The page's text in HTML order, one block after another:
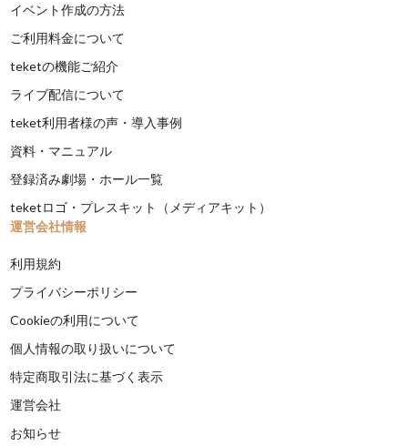
イベント作成の方法
ご利用料金について
teketの機能ご紹介
ライブ配信について
teket利用者様の声・導入事例
資料・マニュアル
登録済み劇場・ホール一覧
teketロゴ・プレスキット（メディアキット）
運営会社情報
利用規約
プライバシーポリシー
Cookieの利用について
個人情報の取り扱いについて
特定商取引法に基づく表示
運営会社
お知らせ